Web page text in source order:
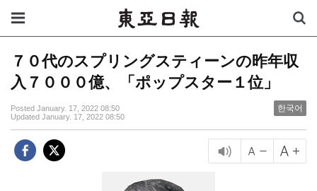
７０代のスプリングスティーンの昨年収
入７０００億、「ポップスター１位」
Posted January. 17, 2022 08:50
Updated January. 17, 2022 08:50
한국어